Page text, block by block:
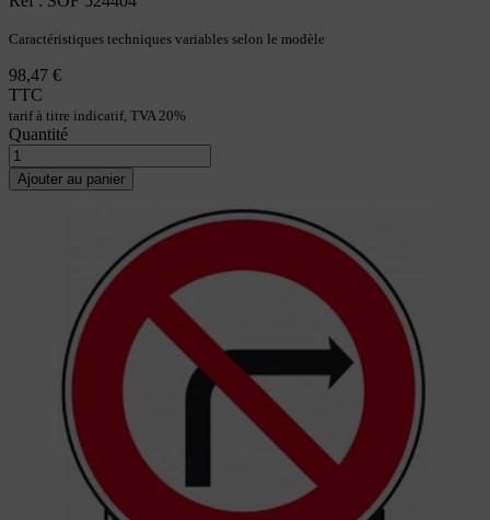
Caractéristiques techniques variables selon le modèle
98,47 €
TTC
tarif à titre indicatif, TVA 20%
Quantité
Ajouter au panier